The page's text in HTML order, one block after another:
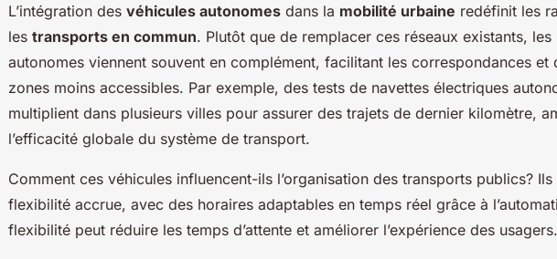
L’intégration des véhicules autonomes dans la mobilité urbaine redéfinit les
les transports en commun. Plutôt que de remplacer ces réseaux existants, les
autonomes viennent souvent en complément, facilitant les correspondances et
zones moins accessibles. Par exemple, des tests de navettes électriques
multiplient dans plusieurs villes pour assurer des trajets de dernier kilomètre,
l’efficacité globale du système de transport.
Comment ces véhicules influencent-ils l’organisation des transports publics?
flexibilité accrue, avec des horaires adaptables en temps réel grâce à
flexibilité peut réduire les temps d’attente et améliorer l’expérience des usagers.